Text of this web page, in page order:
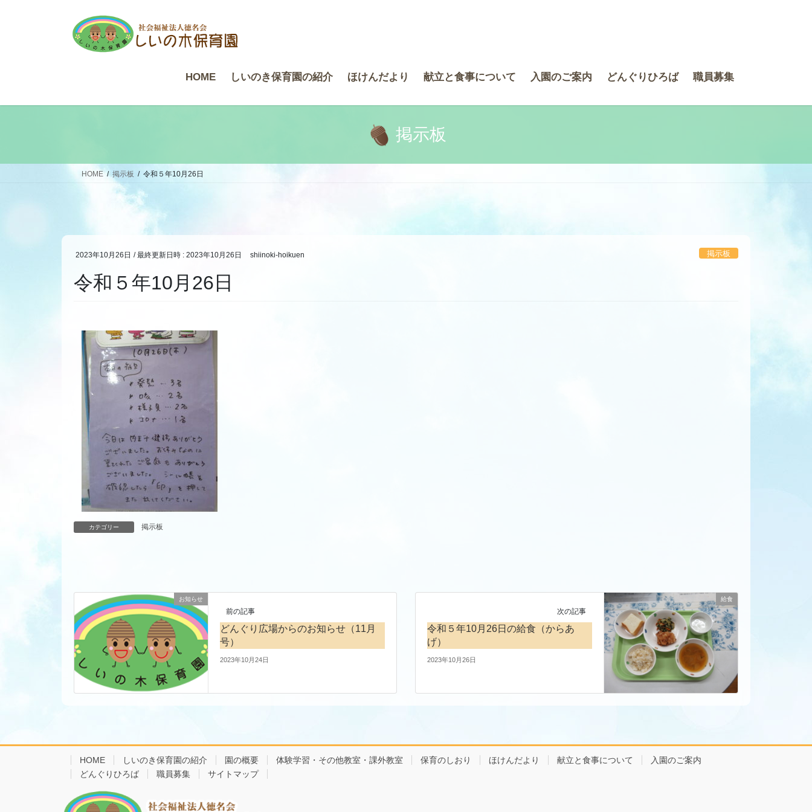
キ
に
HOME しいのき保育園の紹介 ほけんだより 献立と食事について 入園のご案内 どんぐりひろば 職員募集
掲示板
HOME 掲示板 令和５年10月26日
2023年10月26日 / 最終更新日時 : 2023年10月26日 shiinoki-hoikuen 掲示板
令和５年10月26日
カテゴリー 掲示板
お知らせ
前の記事
どんぐり広場からのお知らせ（11月
号）
2023年10月24日
給食
次の記事
令和５年10月26日の給食（からあ
げ）
2023年10月26日
HOME しいのき保育園の紹介 園の概要 体験学習・その他教室・課外教室 保育のしおり ほけんだより 献立と食事について
入園のご案内
どんぐりひろば
職員募集 サイトマップ